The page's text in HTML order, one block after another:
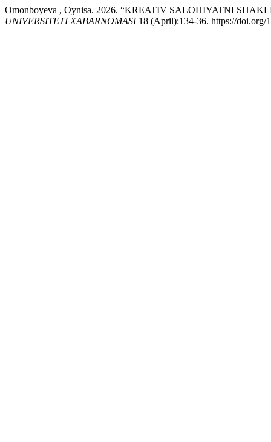
Omonboyeva , Oynisa. 2026. “KREATIV SALOHIYATNI
UNIVERSITETI XABARNOMASI18 (April):134-36. https://doi.org/